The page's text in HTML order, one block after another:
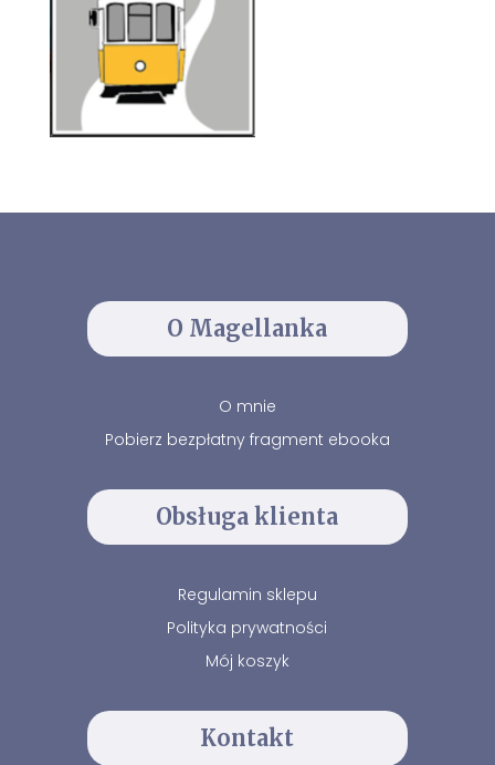
O Magellanka
O mnie
Pobierz bezpłatny fragment ebooka
Obsługa klienta
Regulamin sklepu
Polityka prywatności
Mój koszyk
Kontakt